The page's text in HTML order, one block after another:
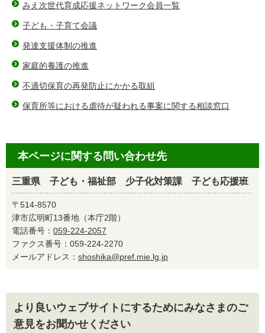
みえ次世代育成応援ネットワーク会員一覧
子ども・子育て会議
発達支援体制の推進
家庭的養護の推進
不適切保育の再発防止にかかる取組
保育所等における虐待が疑われる事案に関する相談窓口
本ページに関する問い合わせ先
三重県 子ども・福祉部 少子化対策課 子ども応援班
〒514-8570
津市広明町13番地（本庁2階）
電話番号： 059-224-2057
ファクス番号：059-224-2270
メールアドレス： shoshika@pref.mie.lg.jp
より良いウェブサイトにするためにみなさまのご
意見をお聞かせください